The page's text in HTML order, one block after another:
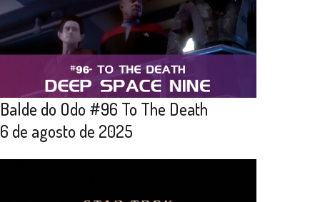
Balde do Odo #96 To The Death
6 de agosto de 2025